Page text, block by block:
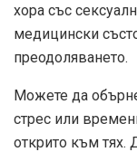
хора със
медицински
преодоляването.
Можете да
стрес или
открито към тях.